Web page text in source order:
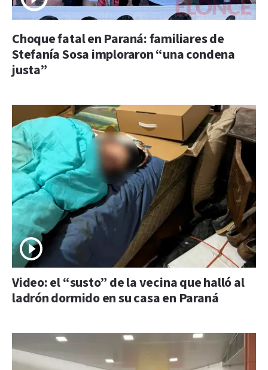
Choque fatal en Paraná: familiares de
Stefanía Sosa imploraron “una condena
justa”
Video: el “susto” de la vecina que halló al
ladrón dormido en su casa en Paraná